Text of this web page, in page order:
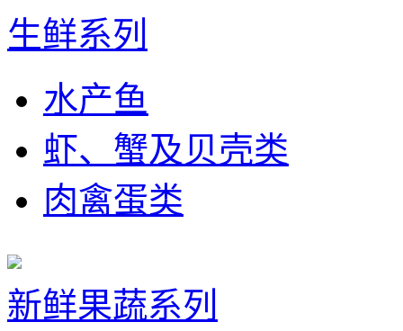
生鲜系列
水产鱼
虾、蟹及贝壳类
肉禽蛋类
新鲜果蔬系列